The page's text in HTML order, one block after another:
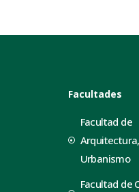
Facultades
Facultad de
Urbanismo
Facultad de